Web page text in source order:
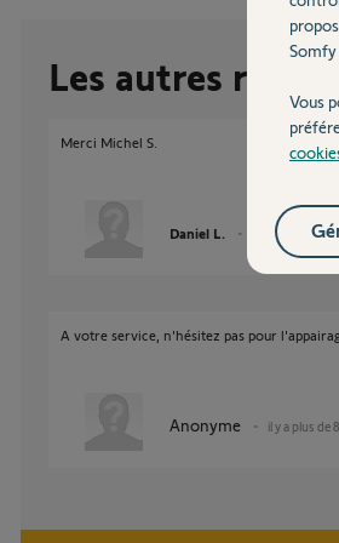
Les autres
Merci Michel S.
Daniel L. il y a plus de 8
A votre service, n'hésitez pas pour
Anonyme il y a plus de
Somfy
Vous